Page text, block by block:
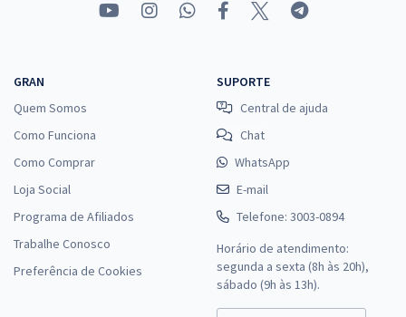
GRAN
Quem Somos
Como Funciona
Como Comprar
Loja Social
Programa de Afiliados
Trabalhe Conosco
Preferência de Cookies
SUPORTE
Central de ajuda
Chat
WhatsApp
E-mail
Telefone: 3003-0894
Horário de atendimento:
segunda a sexta (8h às 20h),
sábado (9h às 13h).